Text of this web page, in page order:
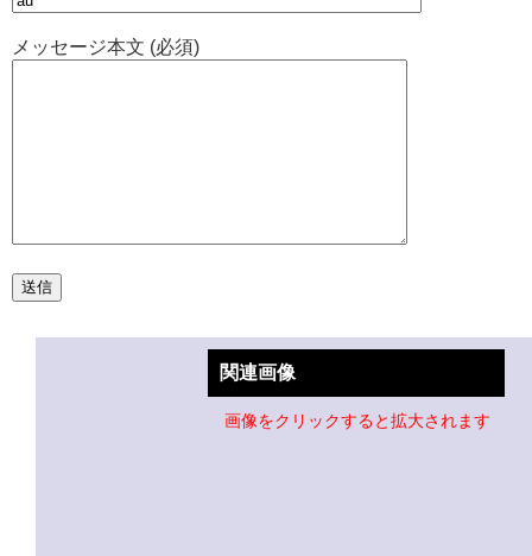
メッセージ本文 (必須)
関連画像
画像をクリックすると拡大されます